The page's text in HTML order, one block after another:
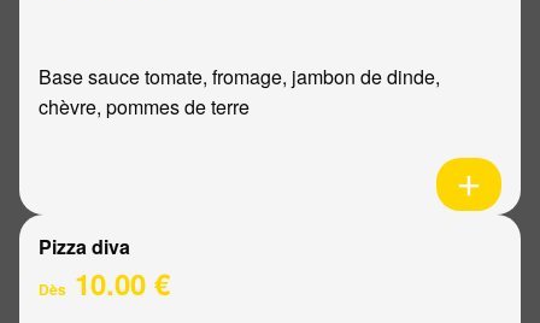
Base sauce tomate, fromage, jambon de dinde,
chèvre, pommes de terre
Pizza diva
Dès 10.00 €